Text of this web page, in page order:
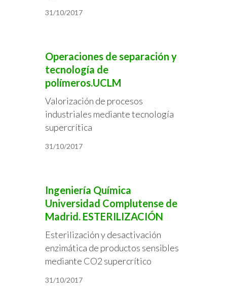
31/10/2017
Operaciones de separación y
tecnología de
polímeros.UCLM
Valorización de procesos
industriales mediante tecnología
supercrítica
31/10/2017
Ingeniería Química
Universidad Complutense de
Madrid. ESTERILIZACIÓN
Esterilización y desactivación
enzimática de productos sensibles
mediante CO2 supercrítico
31/10/2017